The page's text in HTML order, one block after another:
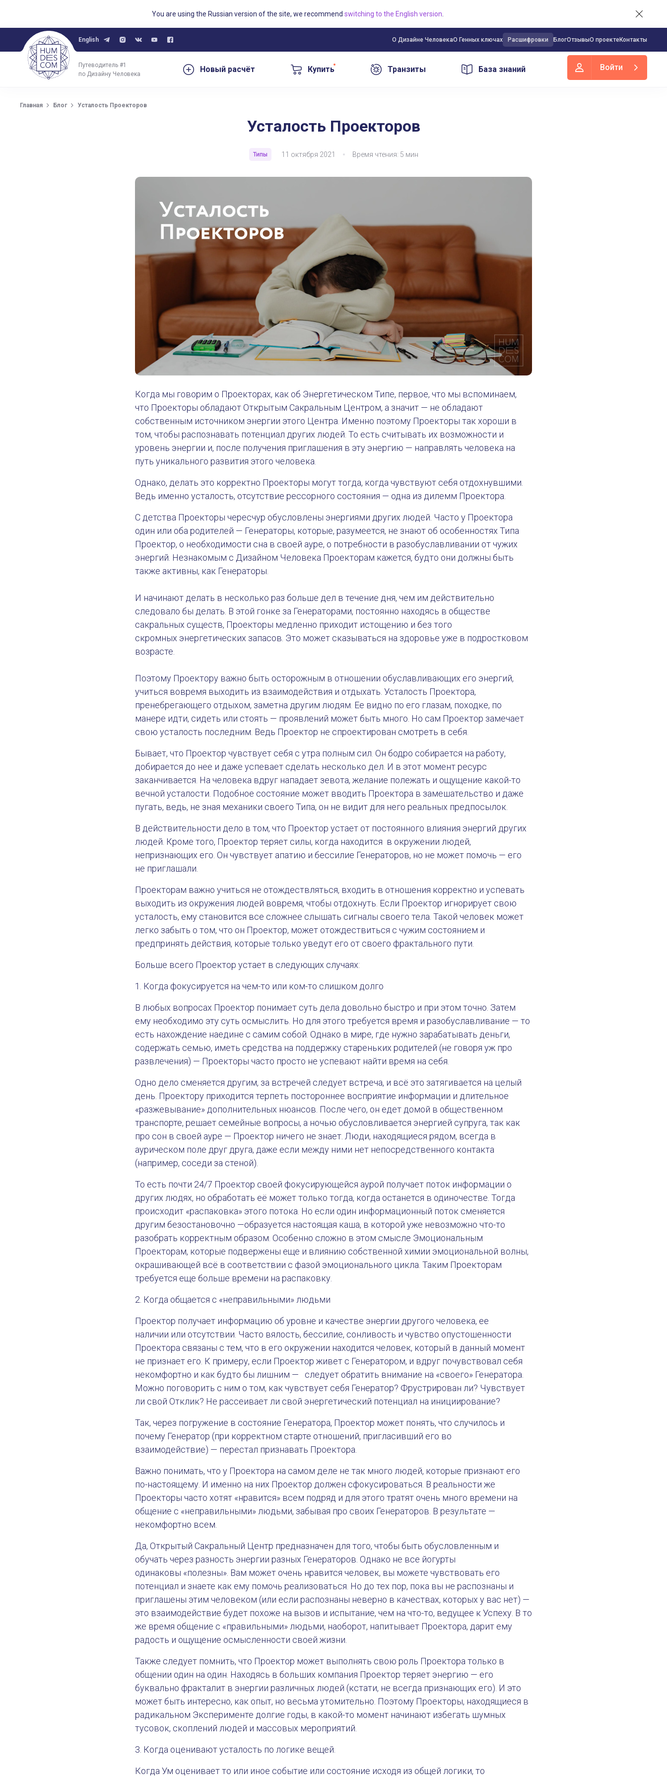
You are using the Russian version of the site, we recommend switching to the English version
English О Дизайне ЧеловекаО Генных ключах Расшифровки БлогОтзывыО проектеКонтакты
Путеводитель #1
по Дизайну Человека
Новый расчёт Купить Транзиты База знаний Войти
Главная Блог Усталость Проекторов
Усталость Проекторов
Типы 11 октября 2021 Время чтения: 5 мин
Когда мы говорим о Проекторах, как об Энергетическом Типе, первое, что мы вспоминаем,
что Проекторы обладают Открытым Сакральным Центром, а значит — не обладают
собственным источником энергии этого Центра. Именно поэтому Проекторы так хороши в
том, чтобы распознавать потенциал других людей. То есть считывать их возможности и
уровень энергии и, после получения приглашения в эту энергию — направлять человека на
путь уникального развития этого человека.
Однако, делать это корректно Проекторы могут тогда, когда чувствуют себя отдохнувшими.
Ведь именно усталость, отсутствие рессорного состояния — одна из дилемм Проектора.
С детства Проекторы чересчур обусловлены энергиями других людей. Часто у Проектора
один или оба родителей — Генераторы, которые, разумеется, не знают об особенностях Типа
Проектор, о необходимости сна в своей ауре, о потребности в разобуславливании от чужих
энергий. Незнакомым с Дизайном Человека Проекторам кажется, будто они должны быть
также активны, как Генераторы.
И начинают делать в несколько раз больше дел в течение дня, чем им действительно
следовало бы делать. В этой гонке за Генераторами, постоянно находясь в обществе
сакральных существ, Проекторы медленно приходит истощению и без того
скромных энергетических запасов. Это может сказываться на здоровье уже в подростковом
возрасте.
Поэтому Проектору важно быть осторожным в отношении обуславливающих его энергий,
учиться вовремя выходить из взаимодействия и отдыхать. Усталость Проектора,
пренебрегающего отдыхом, заметна другим людям. Ее видно по его глазам, походке, по
манере идти, сидеть или стоять — проявлений может быть много. Но сам Проектор замечает
свою усталость последним. Ведь Проектор не спроектирован смотреть в себя.
Бывает, что Проектор чувствует себя с утра полным сил. Он бодро собирается на работу,
добирается до нее и даже успевает сделать несколько дел. И в этот момент ресурс
заканчивается. На человека вдруг нападает зевота, желание полежать и ощущение какой-то
вечной усталости. Подобное состояние может вводить Проектора в замешательство и даже
пугать, ведь, не зная механики своего Типа, он не видит для него реальных предпосылок.
В действительности дело в том, что Проектор устает от постоянного влияния энергий других
людей. Кроме того, Проектор теряет силы, когда находится в окружении людей,
непризнающих его. Он чувствует апатию и бессилие Генераторов, но не может помочь — его
не приглашали.
Проекторам важно учиться не отождествляться, входить в отношения корректно и успевать
выходить из окружения людей вовремя, чтобы отдохнуть. Если Проектор игнорирует свою
усталость, ему становится все сложнее слышать сигналы своего тела. Такой человек может
легко забыть о том, что он Проектор, может отождествиться с чужим состоянием и
предпринять действия, которые только уведут его от своего фрактального пути.
Больше всего Проектор устает в следующих случаях:
1. Когда фокусируется на чем-то или ком-то слишком долго
В любых вопросах Проектор понимает суть дела довольно быстро и при этом точно. Затем
ему необходимо эту суть осмыслить. Но для этого требуется время и разобуславливание — то
есть нахождение наедине с самим собой. Однако в мире, где нужно зарабатывать деньги,
содержать семью, иметь средства на поддержку стареньких родителей (не говоря уж про
развлечения) — Проекторы часто просто не успевают найти время на себя.
Одно дело сменяется другим, за встречей следует встреча, и всё это затягивается на целый
день. Проектору приходится терпеть постороннее восприятие информации и длительное
«разжевывание» дополнительных нюансов. После чего, он едет домой в общественном
транспорте, решает семейные вопросы, а ночью обусловливается энергией супруга, так как
про сон в своей ауре — Проектор ничего не знает. Люди, находящиеся рядом, всегда в
аурическом поле друг друга, даже если между ними нет непосредственного контакта
(например, соседи за стеной).
То есть почти 24/7 Проектор своей фокусирующейся аурой получает поток информации о
других людях, но обработать её может только тогда, когда останется в одиночестве. Тогда
происходит «распаковка» этого потока. Но если один информационный поток сменяется
другим безостановочно —образуется настоящая каша, в которой уже невозможно что-то
разобрать корректным образом. Особенно сложно в этом смысле Эмоциональным
Проекторам, которые подвержены еще и влиянию собственной химии эмоциональной волны,
окрашивающей всё в соответствии с фазой эмоционального цикла. Таким Проекторам
требуется еще больше времени на распаковку.
2. Когда общается с «неправильными» людьми
Проектор получает информацию об уровне и качестве энергии другого человека, ее
наличии или отсутствии. Часто вялость, бессилие, сонливость и чувство опустошенности
Проектора связаны с тем, что в его окружении находится человек, который в данный момент
не признает его. К примеру, если Проектор живет с Генератором, и вдруг почувствовал себя
некомфортно и как будто бы лишним — следует обратить внимание на «своего» Генератора.
Можно поговорить с ним о том, как чувствует себя Генератор? Фрустрирован ли? Чувствует
ли свой Отклик? Не рассеивает ли свой энергетический потенциал на инициирование?
Так, через погружение в состояние Генератора, Проектор может понять, что случилось и
почему Генератор (при корректном старте отношений, пригласивший его во
взаимодействие) — перестал признавать Проектора.
Важно понимать, что у Проектора на самом деле не так много людей, которые признают его
по-настоящему. И именно на них Проектор должен сфокусироваться. В реальности же
Проекторы часто хотят «нравится» всем подряд и для этого тратят очень много времени на
общение с «неправильными» людьми, забывая про своих Генераторов. В результате —
некомфортно всем.
Да, Открытый Сакральный Центр предназначен для того, чтобы быть обусловленным и
обучать через разность энергии разных Генераторов. Однако не все йогурты
одинаковы «полезны». Вам может очень нравится человек, вы можете чувствовать его
потенциал и знаете как ему помочь реализоваться. Но до тех пор, пока вы не распознаны и
приглашены этим человеком (или если распознаны неверно в качествах, которых у вас нет) —
это взаимодействие будет похоже на вызов и испытание, чем на что-то, ведущее к Успеху. В то
же время общение с «правильными» людьми, наоборот, напитывает Проектора, дарит ему
радость и ощущение осмысленности своей жизни.
Также следует помнить, что Проектор может выполнять свою роль Проектора только в
общении один на один. Находясь в больших компания Проектор теряет энергию — его
буквально фракталит в энергии различных людей (кстати, не всегда признающих его). И это
может быть интересно, как опыт, но весьма утомительно. Поэтому Проекторы, находящиеся в
радикальном Эксперименте долгие годы, в какой-то момент начинают избегать шумных
тусовок, скоплений людей и массовых мероприятий.
3. Когда оценивают усталость по логике вещей.
Когда Ум оценивает то или иное событие или состояние исходя из общей логики, то